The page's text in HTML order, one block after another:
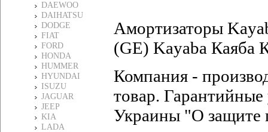
DAEWOO
DAIHATSU
DODGE
FIAT
FORD
HONDA
HUMMER
HYUNDAI
ISUZU
JAGUAR
JEEP
KIA
LADA
Амортизаторы
(GE) Kayaba Каяба
Компания -
товар. Гарантийные
Украины "О защите